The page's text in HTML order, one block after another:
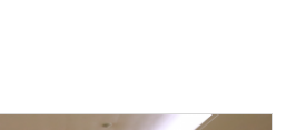
งก้าวสำคัญของบริษัท คลิกเน็กซ์
Chatcone ของเรา คว้ารางวัล AI